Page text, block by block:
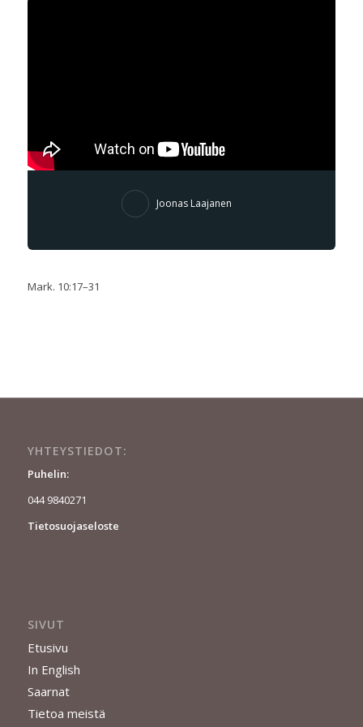
Joonas Laajanen
Mark. 10:17–31
YHTEYSTIEDOT:
Puhelin:
044 9840271
Tietosuojaseloste
SIVUT
Etusivu
In English
Saarnat
Tietoa meistä